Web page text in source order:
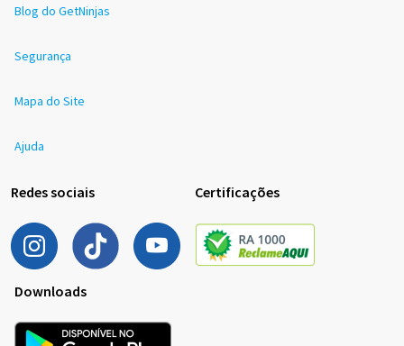
Blog do GetNinjas
Segurança
Mapa do Site
Ajuda
Redes sociais Certificações
Downloads